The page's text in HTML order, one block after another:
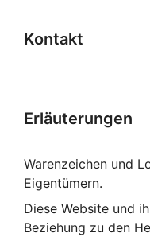
Kontakt
Erläuterungen
Warenzeichen und
Eigentümern.
Diese Website und
Beziehung zu den